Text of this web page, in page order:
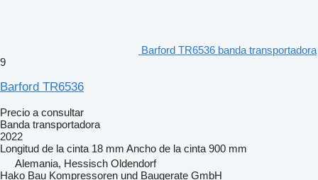
Barford TR6536 banda transportadora
9
Barford TR6536
Precio a consultar
Banda transportadora
2022
Longitud de la cinta 18 mm Ancho de la cinta 900 mm
Alemania, Hessisch Oldendorf
Hako Bau Kompressoren und Baugerate GmbH